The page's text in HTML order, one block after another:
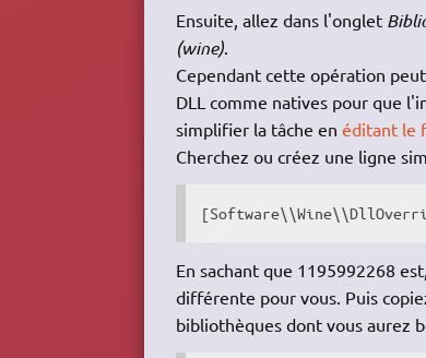
Ensuite, allez dans l'onglet
(wine).
Cependant cette opération
DLL comme natives pour que
simplifier la tâche en éditant le
Cherchez ou créez une ligne
En sachant que 1195992268
différente pour vous. Puis
bibliothèques dont vous aurez